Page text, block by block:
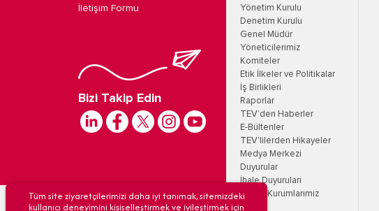
İletişim Formu
Bizi Takip Edin
Yönetim Kurulu
Denetim Kurulu
Genel Müdür
Yöneticilerimiz
Komiteler
Etik İlkeler ve Politikalar
İş Birlikleri
Raporlar
TEV’den Haberler
E-Bültenler
TEV'lilerden Hikayeler
Medya Merkezi
Duyurular
İhale Duyuruları
Eğitim Kurumlarımız
Tüm site ziyaretçilerimizi daha iyi tanımak, sitemizdeki
kullanıcı deneyimini kişiselleştirmek ve iyileştirmek için